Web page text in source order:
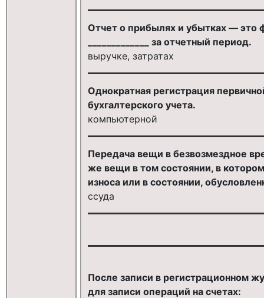
Отчет о прибылях и убытках —
_____________ за отчетный период.
выручке, затратах
Однократная регистрация
бухгалтерского учета.
компьютерной
Передача вещи в безвозмездное
же вещи в том состоянии, в
износа или в состоянии,
ссуда
После записи в регистрационном
для записи операций на счетах: